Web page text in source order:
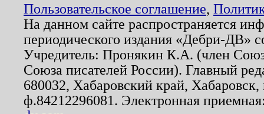
Пользовательское соглашение,
На данном сайте распространяется
периодического издания «Дебри-ДВ»
Учредитель: Пронякин К.А. (член
Союза писателей России). Главный
680032, Хабаровский край,
ф.84212296081. Электронная